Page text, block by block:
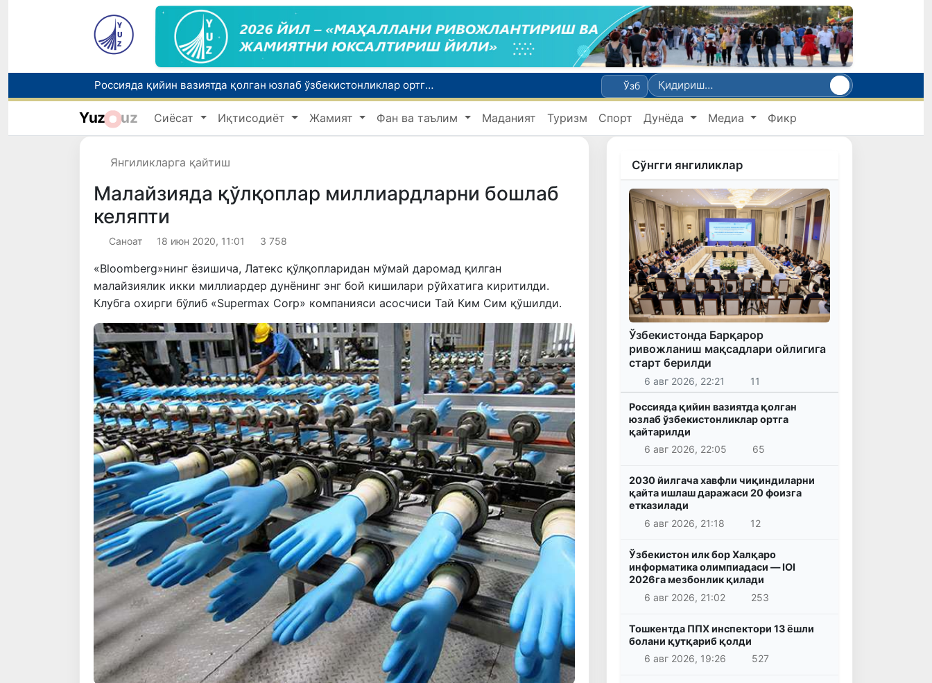
Россияда қийин вазиятда қолган юзлаб ўзбекистонликлар ортга қайтарилди
2030 йилгача хавфли чиқиндиларни қайта ишлаш даражаси 20 фоизга етказилади
Ўзбекистон илк бор Халқаро информатика олимпиадаси — IOI 2026га мезбонлик қилади
Тошкентда ППХ инспектори 13 ёшли болани қутқариб қолди
Ўзб
Yuz uz Сиёсат Иқтисодиёт Жамият Фан ва таълим Маданият Туризм Спорт Дунёда Медиа Фикр
Янгиликларга қайтиш
Малайзияда қўлқоплар миллиардларни бошлаб
келяпти
Саноат 18 июн 2020, 11:01 3 758
«Bloomberg»нинг ёзишича, Латекс қўлқопларидан мўмай даромад қилган
малайзиялик икки миллиардер дунёнинг энг бой кишилари рўйхатига киритилди.
Клубга охирги бўлиб «Supermax Corp» компанияси асосчиси Тай Ким Сим қўшилди.
Сўнгги янгиликлар
Ўзбекистонда Барқарор
ривожланиш мақсадлари ойлигига
старт берилди
6 авг 2026, 22:21 11
Россияда қийин вазиятда қолган
юзлаб ўзбекистонликлар ортга
қайтарилди
6 авг 2026, 22:05
65
2030 йилгача хавфли чиқиндиларни
қайта ишлаш даражаси 20 фоизга
етказилади
6 авг 2026, 21:18
12
Ўзбекистон илк бор Халқаро
информатика олимпиадаси — IOI
2026га мезбонлик қилади
6 авг 2026, 21:02
253
Тошкентда ППХ инспектори 13 ёшли
болани қутқариб қолди
6 авг 2026, 19:26
527